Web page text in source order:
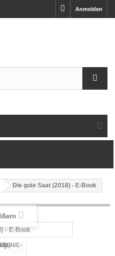
Anmelden
Die gute Saat (2018) - E-Book